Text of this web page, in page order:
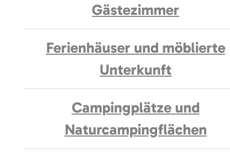
Gästezimmer
Ferienhäuser und möblierte
Unterkunft
Campingplätze und
Naturcampingflächen